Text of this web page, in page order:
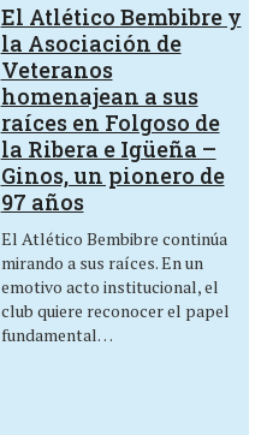
El Atlético Bembibre y
la Asociación de
Veteranos
homenajean a sus
raíces en Folgoso de
la Ribera e Igüeña –
Ginos, un pionero de
97 años
El Atlético Bembibre continúa
mirando a sus raíces. En un
emotivo acto institucional, el
club quiere reconocer el papel
fundamental…